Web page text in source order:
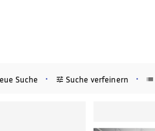
Suche • Suche verfeinern •